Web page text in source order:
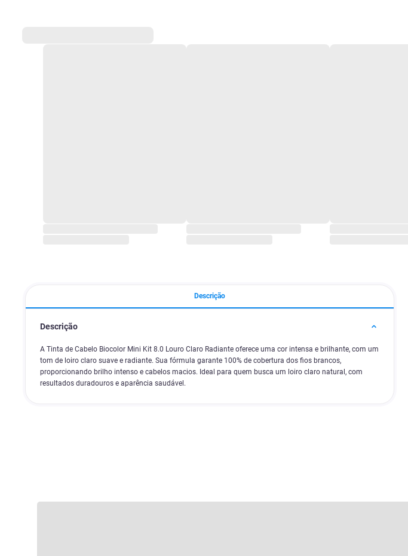
Descrição
Descrição
A Tinta de Cabelo Biocolor Mini Kit 8.0 Louro Claro Radiante oferece uma cor intensa e brilhante, com um
tom de loiro claro suave e radiante. Sua fórmula garante 100% de cobertura dos fios brancos,
proporcionando brilho intenso e cabelos macios. Ideal para quem busca um loiro claro natural, com
resultados duradouros e aparência saudável.